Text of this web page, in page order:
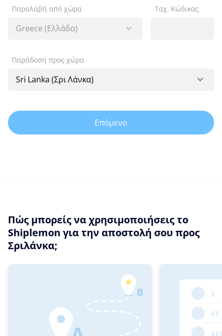
Παραλαβή από χώρα Ταχ. Κώδικας
Παράδοση προς χώρα
Επόμενο
Πώς μπορείς να χρησιμοποιήσεις το
Shiplemon για την αποστολή σου προς
Σριλάνκα;